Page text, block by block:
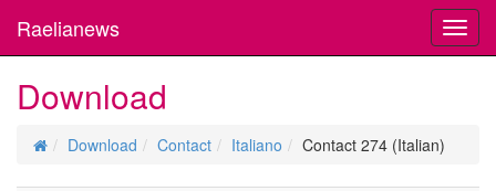
Raelianews
Download
Download Contact Italiano Contact 274 (Italian)